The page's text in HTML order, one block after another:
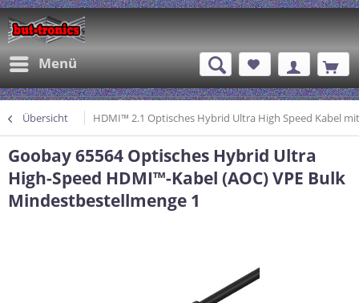
Menü
Übersicht HDMI™ 2.1 Optisches Hybrid Ultra High Speed Kabel
Goobay 65564 Optisches Hybrid Ultra
High-Speed HDMI™-Kabel (AOC) VPE Bulk
Mindestbestellmenge 1